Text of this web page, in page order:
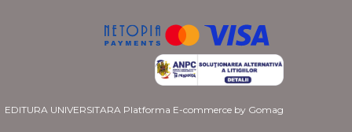
EDITURA UNIVERSITARA Platforma E-commerce by Gomag